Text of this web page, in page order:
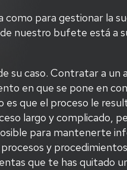
para gestionar la
nuestro bufete está a
su caso. Contratar a un
en que se pone en
que el proceso le
largo y complicado,
para mantenerte
y
que te has quitado